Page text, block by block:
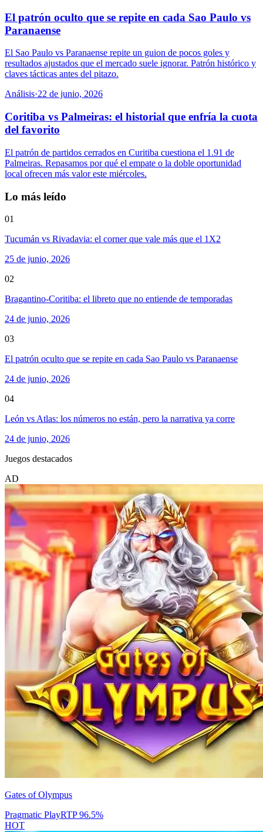
El patrón oculto que se repite en cada Sao Paulo vs
Paranaense
El Sao Paulo vs Paranaense repite un guion de pocos goles y
resultados ajustados que el mercado suele ignorar. Patrón histórico y
claves tácticas antes del pitazo.
Análisis·22 de junio, 2026
Coritiba vs Palmeiras: el historial que enfría la cuota
del favorito
El patrón de partidos cerrados en Curitiba cuestiona el 1.91 de
Palmeiras. Repasamos por qué el empate o la doble oportunidad
local ofrecen más valor este miércoles.
Lo más leído
01
Tucumán vs Rivadavia: el corner que vale más que el 1X2
25 de junio, 2026
02
Bragantino-Coritiba: el libreto que no entiende de temporadas
24 de junio, 2026
03
El patrón oculto que se repite en cada Sao Paulo vs Paranaense
24 de junio, 2026
04
León vs Atlas: los números no están, pero la narrativa ya corre
24 de junio, 2026
Juegos destacados
AD
Gates of Olympus
Pragmatic PlayRTP96.5%
HOT